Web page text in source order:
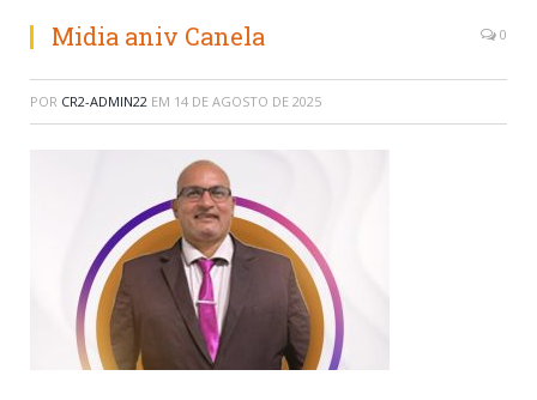
Midia aniv Canela 0
POR CR2-ADMIN22 EM 14 DE AGOSTO DE 2025